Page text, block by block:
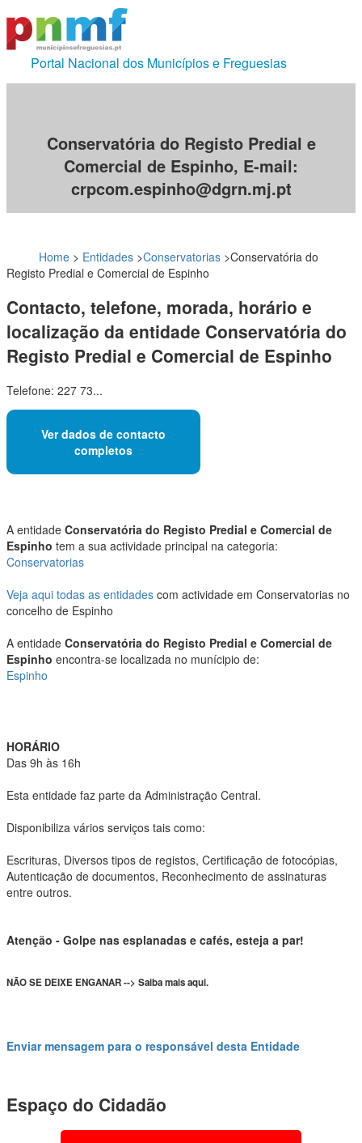
Portal Nacional dos Municípios e Freguesias
Conservatória do Registo Predial e
Comercial de Espinho, E-mail:
crpcom.espinho@dgrn.mj.pt
Home > Entidades >Conservatorias >Conservatória do
Registo Predial e Comercial de Espinho
Contacto, telefone, morada, horário e
localização da entidade Conservatória do
Registo Predial e Comercial de Espinho
Telefone: 227 73...
Ver dados de contacto
completos
A entidade Conservatória do Registo Predial e Comercial de
Espinho tem a sua actividade principal na categoria:
Conservatorias
Veja aqui todas as entidades com actividade em Conservatorias no
concelho de Espinho
A entidade Conservatória do Registo Predial e Comercial de
Espinho encontra-se localizada no munícipio de:
Espinho
HORÁRIO
Das 9h às 16h
Esta entidade faz parte da Administração Central.
Disponibiliza vários serviços tais como:
Escrituras, Diversos tipos de registos, Certificação de fotocópias,
Autenticação de documentos, Reconhecimento de assinaturas
entre outros.
Atenção - Golpe nas esplanadas e cafés, esteja a par!
NÃO SE DEIXE ENGANAR --> Saiba mais aqui.
Enviar mensagem para o responsável desta Entidade
Espaço do Cidadão